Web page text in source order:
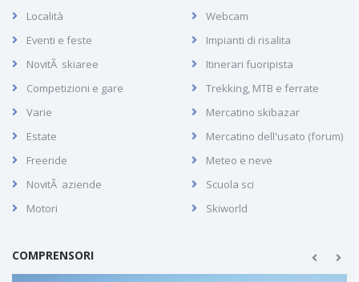
Località
Eventi e feste
NovitÃ skiaree
Competizioni e gare
Varie
Estate
Freeride
NovitÃ aziende
Motori
Webcam
Impianti di risalita
Itinerari fuoripista
Trekking, MTB e ferrate
Mercatino skibazar
Mercatino dell'usato (forum)
Meteo e neve
Scuola sci
Skiworld
COMPRENSORI